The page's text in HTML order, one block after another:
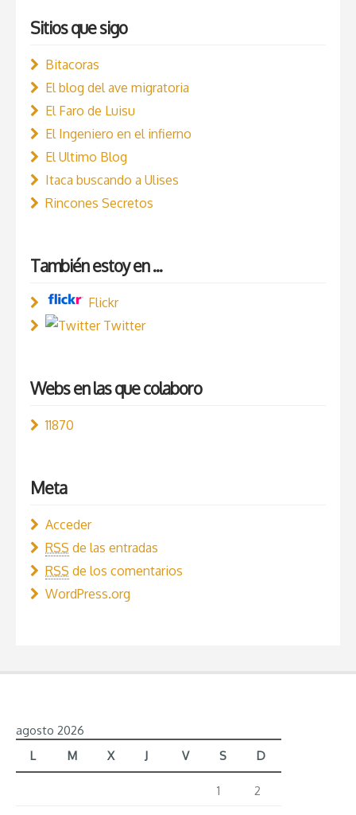
Sitios que sigo
Bitacoras
El blog del ave migratoria
El Faro de Luisu
El Ingeniero en el infierno
El Ultimo Blog
Itaca buscando a Ulises
Rincones Secretos
También estoy en ...
Flickr
Twitter
Webs en las que colaboro
11870
Meta
Acceder
RSS de las entradas
RSS de los comentarios
WordPress.org
agosto 2026
L
M X J V S D
1 2